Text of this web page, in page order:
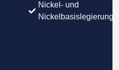
Nickel- und
Nickelbasislegierungen